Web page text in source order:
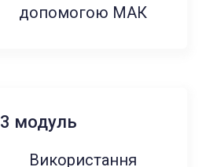
допомогою МАК
3 модуль
Використання